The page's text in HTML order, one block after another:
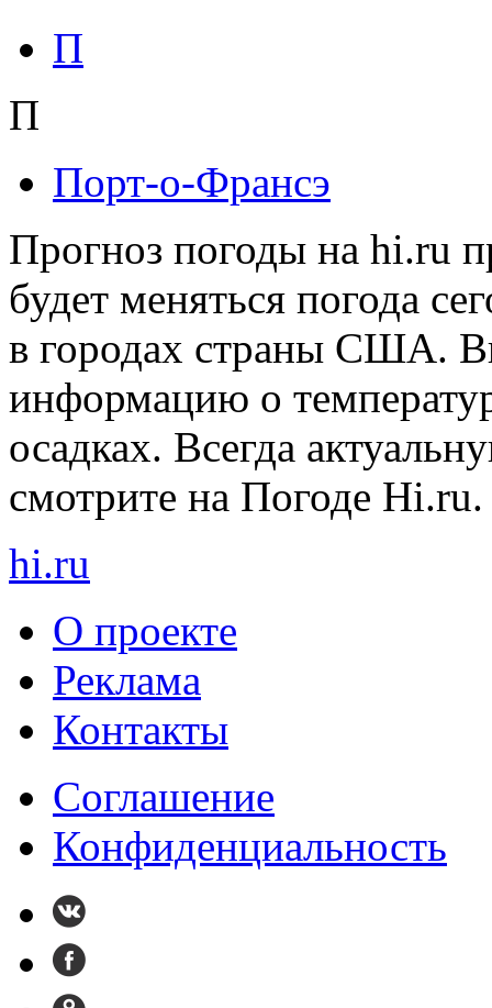
П
П
Порт-о-Франсэ
Прогноз погоды на hi.ru
будет меняться погода
в городах страны США.
информацию о
осадках. Всегда
смотрите на Погоде Hi.ru.
hi.ru
О проекте
Реклама
Контакты
Cоглашение
Конфиденциальность